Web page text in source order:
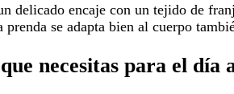
delicado encaje con un tejido de
prenda se adapta bien al cuerpo
necesitas para el día